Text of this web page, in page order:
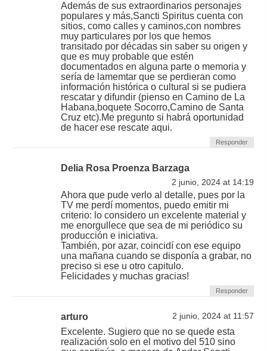
Además de sus extraordinarios personajes
populares y más,Sancti Spiritus cuenta con
sitios, como calles y caminos,con nombres
muy particulares por los que hemos
transitado por décadas sin saber su origen y
que es muy probable que estén
documentados en alguna parte o memoria y
sería de lamemtar que se perdieran como
información histórica o cultural si se pudiera
rescatar y difundir (pienso en Camino de La
Habana,boquete Socorro,Camino de Santa
Cruz etc).Me pregunto si habrá oportunidad
de hacer ese rescate aqui.
Responder
Delia Rosa Proenza Barzaga
2 junio, 2024 at 14:19
Ahora que pude verlo al detalle, pues por la
TV me perdí momentos, puedo emitir mi
criterio: lo considero un excelente material y
me enorgullece que sea de mi periódico su
producción e iniciativa.
También, por azar, coincidí con ese equipo
una mañana cuando se disponía a grabar, no
preciso si ese u otro capitulo.
Felicidades y muchas gracias!
Responder
arturo 2 junio, 2024 at 11:57
Excelente. Sugiero que no se quede esta
realización solo en el motivo del 510 sino